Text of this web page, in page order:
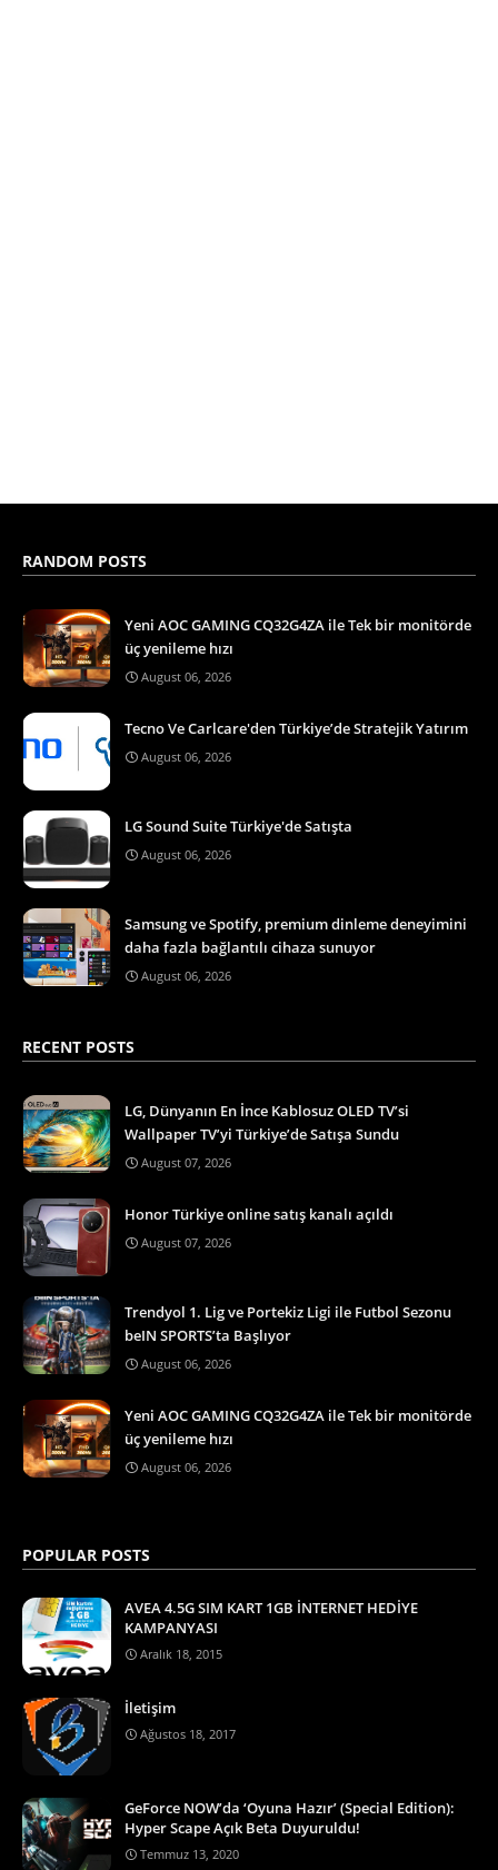
RANDOM POSTS
Yeni AOC GAMING CQ32G4ZA ile Tek bir monitörde
üç yenileme hızı
August 06, 2026
Tecno Ve Carlcare'den Türkiye’de Stratejik Yatırım
August 06, 2026
LG Sound Suite Türkiye'de Satışta
August 06, 2026
Samsung ve Spotify, premium dinleme deneyimini
daha fazla bağlantılı cihaza sunuyor
August 06, 2026
RECENT POSTS
LG, Dünyanın En İnce Kablosuz OLED TV’si
Wallpaper TV’yi Türkiye’de Satışa Sundu
August 07, 2026
Honor Türkiye online satış kanalı açıldı
August 07, 2026
Trendyol 1. Lig ve Portekiz Ligi ile Futbol Sezonu
beIN SPORTS’ta Başlıyor
August 06, 2026
Yeni AOC GAMING CQ32G4ZA ile Tek bir monitörde
üç yenileme hızı
August 06, 2026
POPULAR POSTS
AVEA 4.5G SIM KART 1GB İNTERNET HEDİYE
KAMPANYASI
Aralık 18, 2015
İletişim
Ağustos 18, 2017
GeForce NOW’da ‘Oyuna Hazır’ (Special Edition):
Hyper Scape Açık Beta Duyuruldu!
Temmuz 13, 2020